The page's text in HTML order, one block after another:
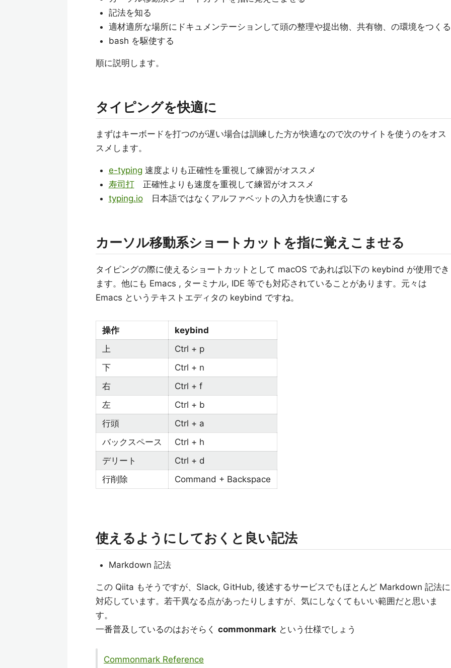
記法を知る
適材適所な場所にドキュメンテーションして頭の整理や提出物、共有物、の環境をつくる
bash を駆使する
順に説明します。
タイピングを快適に
まずはキーボードを打つのが遅い場合は訓練した方が快適なので次のサイトを使うのをオス
スメします。
e-typing 速度よりも正確性を重視して練習がオススメ
寿司打正確性よりも速度を重視して練習がオススメ
typing.io日本語ではなくアルファベットの入力を快適にする
カーソル移動系ショートカットを指に覚えこませる
タイピングの際に使えるショートカットとして macOS であれば以下の keybind が使用でき
ます。他にも Emacs , ターミナル, IDE 等でも対応されていることがあります。元々は
Emacs というテキストエディタの keybind ですね。
操作
keybind
上
Ctrl + p
下
Ctrl + n
右
Ctrl + f
左
Ctrl + b
行頭
Ctrl + a
バックスペース
Ctrl + h
デリート
Ctrl + d
行削除
Command + Backspace
使えるようにしておくと良い記法
Markdown 記法
この Qiita もそうですが、Slack, GitHub, 後述するサービスでもほとんど Markdown 記法に
対応しています。若干異なる点があったりしますが、気にしなくてもいい範囲だと思いま
す。
一番普及しているのはおそらく commonmark という仕様でしょう
Commonmark Reference